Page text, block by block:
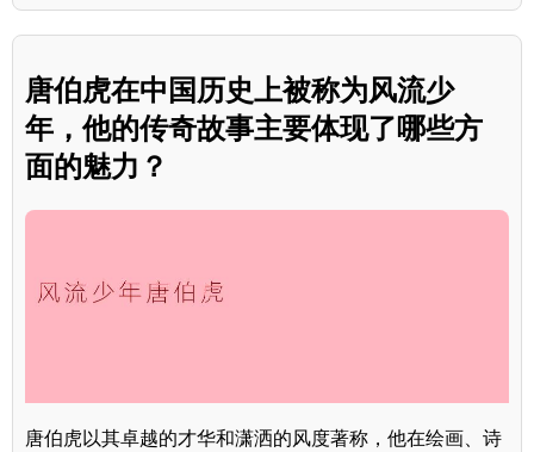
唐伯虎在中国历史上被称为风流少
年，他的传奇故事主要体现了哪些方
面的魅力？
唐伯虎以其卓越的才华和潇洒的风度著称，他在绘画、诗